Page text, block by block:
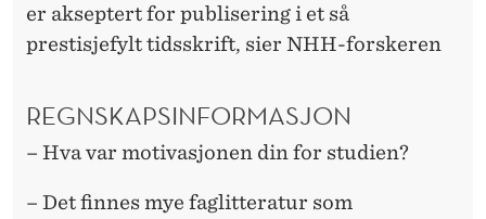
er akseptert for publisering i et så
prestisjefylt tidsskrift, sier NHH-forskeren
REGNSKAPSINFORMASJON
– Hva var motivasjonen din for studien?
– Det finnes mye faglitteratur som